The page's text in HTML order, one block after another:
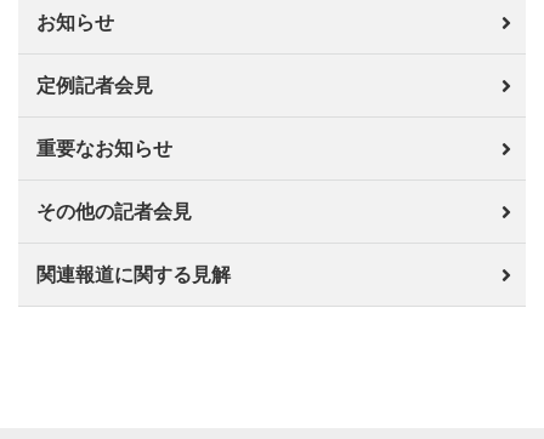
お知らせ
定例記者会見
重要なお知らせ
その他の記者会見
関連報道に関する見解